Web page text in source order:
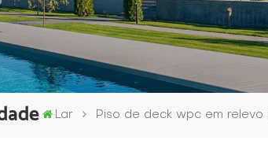
Lar Piso de deck wpc em